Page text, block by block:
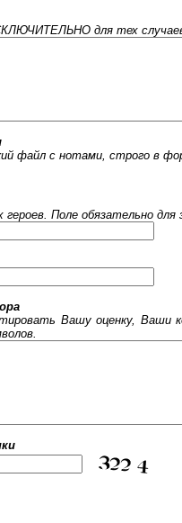
для тех
файл с нотами, строго в
Поле обязательно для
Вашу оценку, Ваши